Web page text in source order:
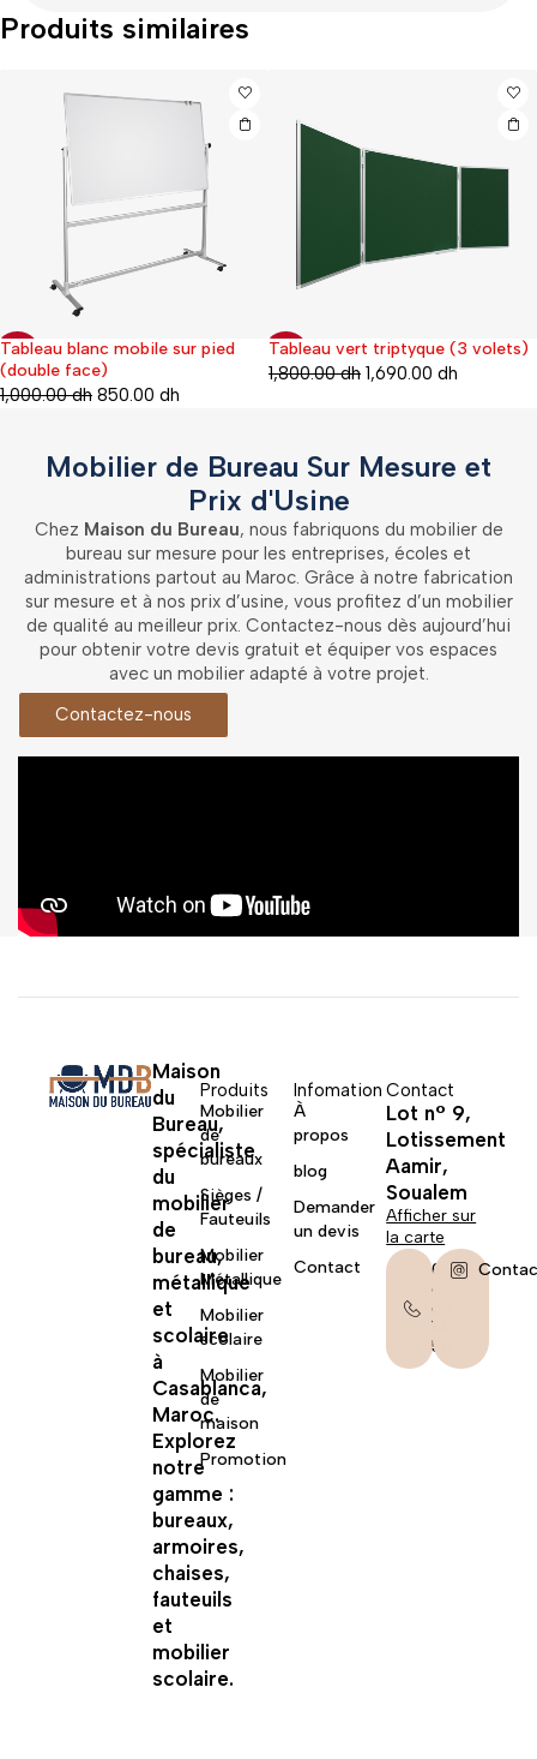
Produits similaires
35%
Tableau blanc mobile sur pied
(double face)
1,000.00dh 850.00 dh
-20%
Tableau vert triptyque (3 volets)
1,800.00dh 1,690.00 dh
Mobilier de Bureau Sur Mesure et
Prix d'Usine
Chez Maison du Bureau, nous fabriquons du mobilier de
bureau sur mesure pour les entreprises, écoles et
administrations partout au Maroc. Grâce à notre fabrication
sur mesure et à nos prix d’usine, vous profitez d’un mobilier
de qualité au meilleur prix. Contactez-nous dès aujourd’hui
pour obtenir votre devis gratuit et équiper vos espaces
avec un mobilier adapté à votre projet.
Contactez-nous
Maison
du
Bureau,
spécialiste
du
mobilier
de
bureau,
métallique
et
scolaire
à
Casablanca,
Maroc.
Explorez
notre
gamme :
bureaux,
armoires,
chaises,
fauteuils
et
mobilier
scolaire.
Produits
Mobilier
de
bureaux
Sièges /
Fauteuils
Mobilier
Métallique
Mobilier
scolaire
Mobilier
de
maison
Promotion
Infomation
À
propos
blog
Demander
un devis
Contact
Contact
Lot n° 9,
Lotissement
Aamir,
Soualem
Afficher sur
la carte
06
67
62
14
58